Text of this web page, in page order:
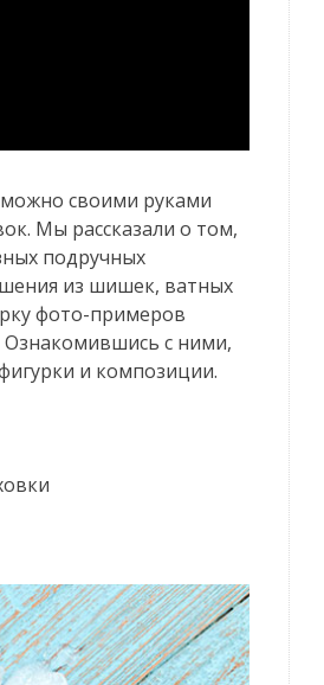
можно своими руками
Мы рассказали о том,
подручных
из шишек, ватных
фото-примеров
Ознакомившись с ними,
и композиции.